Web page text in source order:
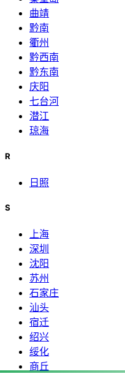
曲靖
黔南
衢州
黔西南
黔东南
庆阳
七台河
潜江
琼海
R
日照
S
上海
深圳
沈阳
苏州
石家庄
汕头
宿迁
绍兴
绥化
商丘